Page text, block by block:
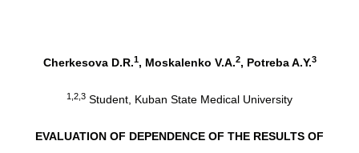
Cherkesova D.R.1, Moskalenko V.A.2, Potreba A.Y.3
1,2,3 Student, Kuban State Medical University
EVALUATION OF DEPENDENCE OF THE RESULTS OF